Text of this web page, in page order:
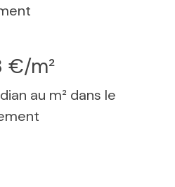
€/m²
au m² dans le